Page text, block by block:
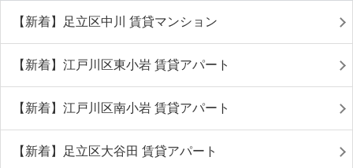
【新着】足立区中川 賃貸マンション
【新着】江戸川区東小岩 賃貸アパート
【新着】江戸川区南小岩 賃貸アパート
【新着】足立区大谷田 賃貸アパート